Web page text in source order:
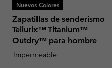
Nuevos Colores
Zapatillas de senderismo
Tellurix™ Titanium™
Outdry™ para hombre
Impermeable